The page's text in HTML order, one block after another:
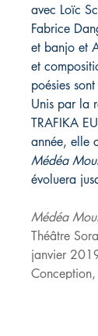
avec Loïc
Fabrice
et banjo et
et
poésies
Unis par la
TRAFIKA
année, elle
Médéa
évoluera
Médéa
Théâtre
janvier